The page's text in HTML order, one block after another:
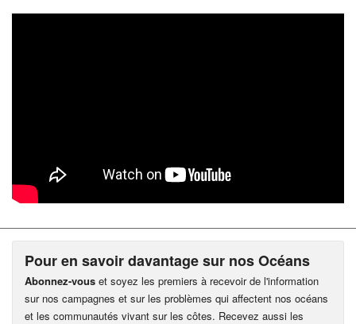
Pour en savoir davantage sur nos Océans
Abonnez-vous et soyez les premiers à recevoir de l'information
sur nos campagnes et sur les problèmes qui affectent nos océans
et les communautés vivant sur les côtes. Recevez aussi les